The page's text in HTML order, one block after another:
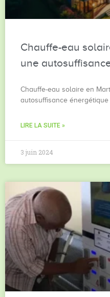
Chauffe-eau
une
Chauffe-eau solaire en
autosuffisance énergétique
LIRE LA SUITE »
3 juin 2024